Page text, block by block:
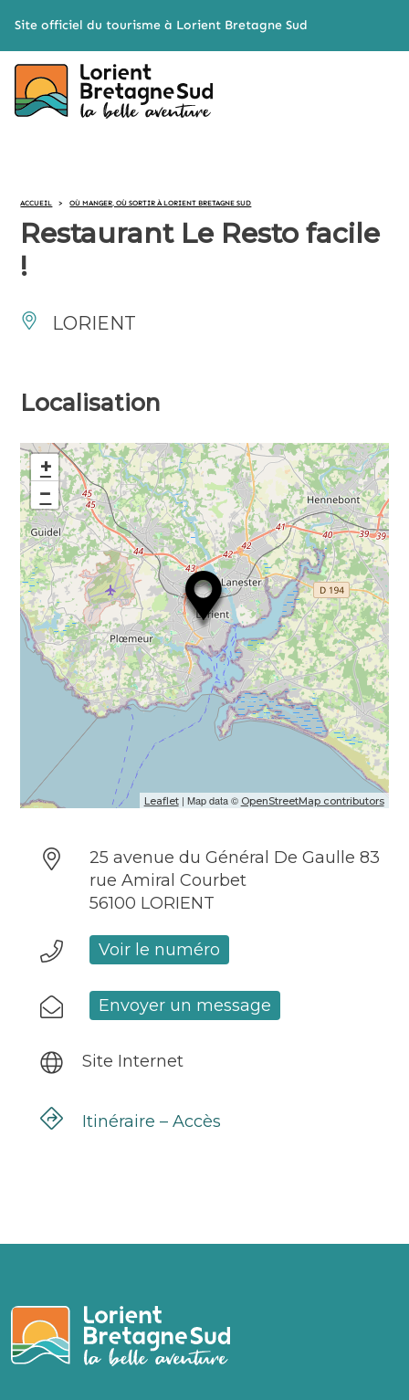
Site officiel du tourisme à Lorient Bretagne Sud
ACCUEIL > OÙ MANGER, OÙ SORTIR À LORIENT BRETAGNE SUD
Restaurant Le Resto facile
!
LORIENT
Localisation
+
−
Leaflet| Map data © OpenStreetMap contributors
25 avenue du Général De Gaulle 83
rue Amiral Courbet
56100 LORIENT
Voir le numéro
Envoyer un message
Site Internet
Itinéraire – Accès